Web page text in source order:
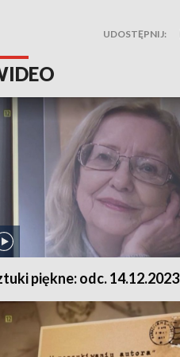
UDOSTĘPNIJ:
piękne: odc. 14.12.2023